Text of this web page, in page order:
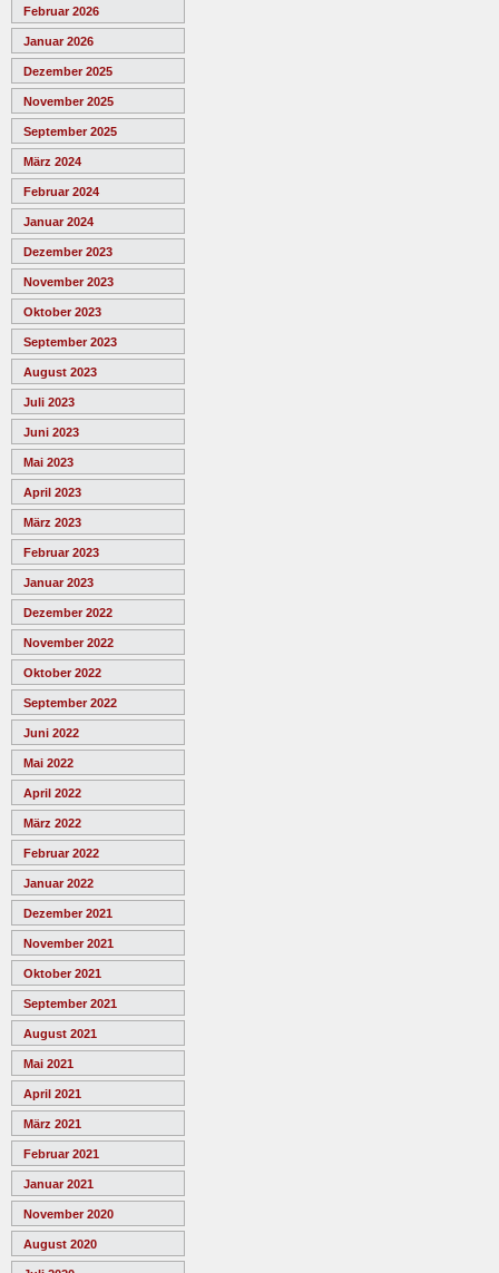
Februar 2026
Januar 2026
Dezember 2025
November 2025
September 2025
März 2024
Februar 2024
Januar 2024
Dezember 2023
November 2023
Oktober 2023
September 2023
August 2023
Juli 2023
Juni 2023
Mai 2023
April 2023
März 2023
Februar 2023
Januar 2023
Dezember 2022
November 2022
Oktober 2022
September 2022
Juni 2022
Mai 2022
April 2022
März 2022
Februar 2022
Januar 2022
Dezember 2021
November 2021
Oktober 2021
September 2021
August 2021
Mai 2021
April 2021
März 2021
Februar 2021
Januar 2021
November 2020
August 2020